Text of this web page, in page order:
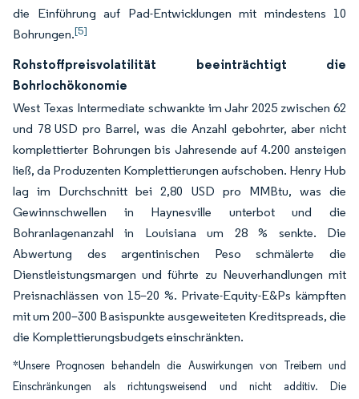
die Einführung auf Pad-Entwicklungen mit mindestens 10
Bohrungen.[5]
Rohstoffpreisvolatilität beeinträchtigt die
Bohrlochökonomie
West Texas Intermediate schwankte im Jahr 2025 zwischen 62
und 78 USD pro Barrel, was die Anzahl gebohrter, aber nicht
komplettierter Bohrungen bis Jahresende auf 4.200 ansteigen
ließ, da Produzenten Komplettierungen aufschoben. Henry Hub
lag im Durchschnitt bei 2,80 USD pro MMBtu, was die
Gewinnschwellen in Haynesville unterbot und die
Bohranlagenanzahl in Louisiana um 28 % senkte. Die
Abwertung des argentinischen Peso schmälerte die
Dienstleistungsmargen und führte zu Neuverhandlungen mit
Preisnachlässen von 15–20 %. Private-Equity-E&Ps kämpften
mit um 200–300 Basispunkte ausgeweiteten Kreditspreads, die
die Komplettierungsbudgets einschränkten.
*Unsere Prognosen behandeln die Auswirkungen von Treibern und
Einschränkungen als richtungsweisend und nicht additiv. Die